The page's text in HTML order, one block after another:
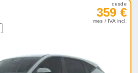
desde
359 €
mes / IVA incl.